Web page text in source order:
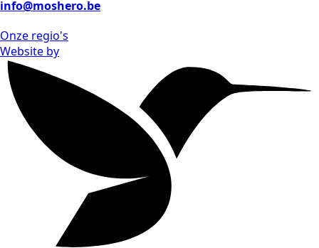
info@moshero.be
Onze regio's
Website by